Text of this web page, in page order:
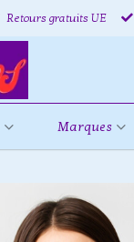
Retours gratuits UE
Marques